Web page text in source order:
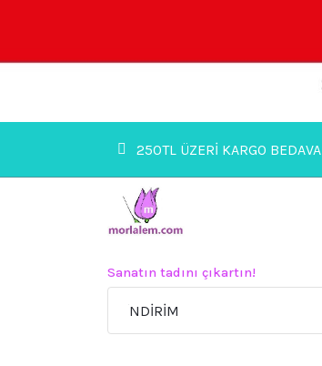
250TL ÜZERİ KARGO BEDAVA
Sanatın tadını çıkartın!
SEPETTE %15 İNDİRİM